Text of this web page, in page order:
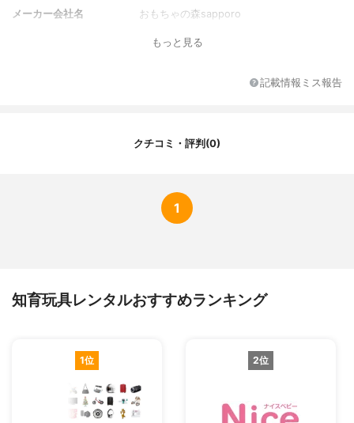
メーカー会社名 おもちゃの森sapporo
もっと見る
記載情報ミス報告
クチコミ・評判(0)
1
知育玩具レンタルおすすめランキング
1位 2位